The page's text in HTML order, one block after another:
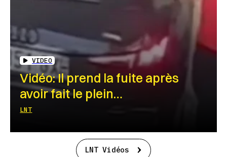
VIDEO
Vidéo: Il prend la fuite après
avoir fait le plein…
LNT
LNT Vidéos